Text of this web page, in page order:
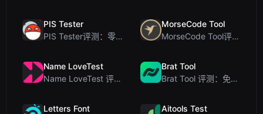
PIS Tester
PIS Tester评测：零AI的友谊测试，揭露假朋友
MorseCode Tool
MorseCode Tool评测：带音频和灯光的免费在线文本转摩斯密码转换器
Name LoveTest
Name LoveTest 评测：一款优先保护隐私的爱情计算器，支持生成可分享图片
Brat Tool
Brat Tool 评测：免费在线 Charli XCX 风格 Brat 文字生成器
Letters Font
Aitools Test